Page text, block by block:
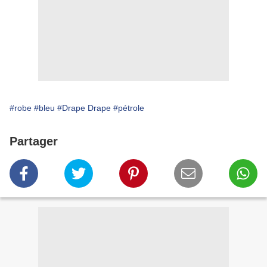
#robe #bleu #Drape Drape #pétrole
Partager